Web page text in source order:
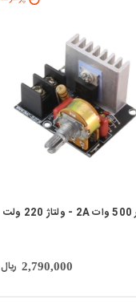
دیمر 500 وات 2A - ولتاژ 220 ولت
2,790,000 ریال